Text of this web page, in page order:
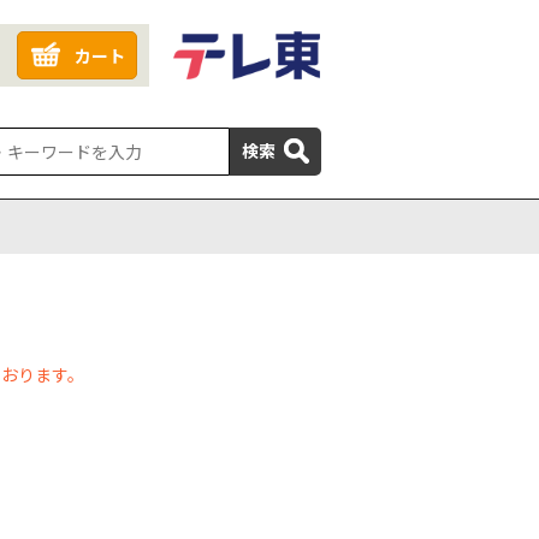
カート
検索
ります。